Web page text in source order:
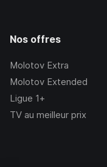
Nos offres
Molotov Extra
Molotov Extended
Ligue 1+
TV au meilleur prix